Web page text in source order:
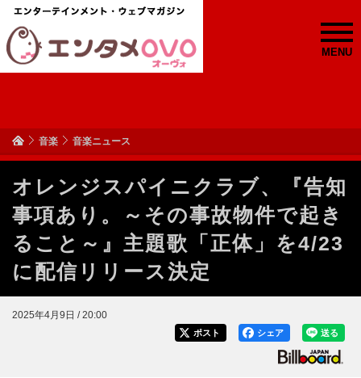
MENU
音楽 音楽ニュース
オレンジスパイニクラブ、『告知
事項あり。～その事故物件で起き
ること～』主題歌「正体」を4/23
に配信リリース決定
2025年4月9日 / 20:00
送る
シェア
ポスト